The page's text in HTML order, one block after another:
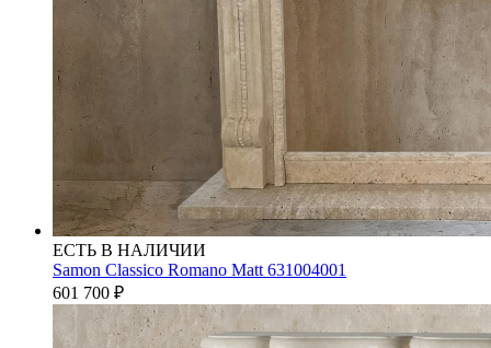
ЕСТЬ В НАЛИЧИИ
Samon Classico Romano Matt 631004001
601 700 ₽